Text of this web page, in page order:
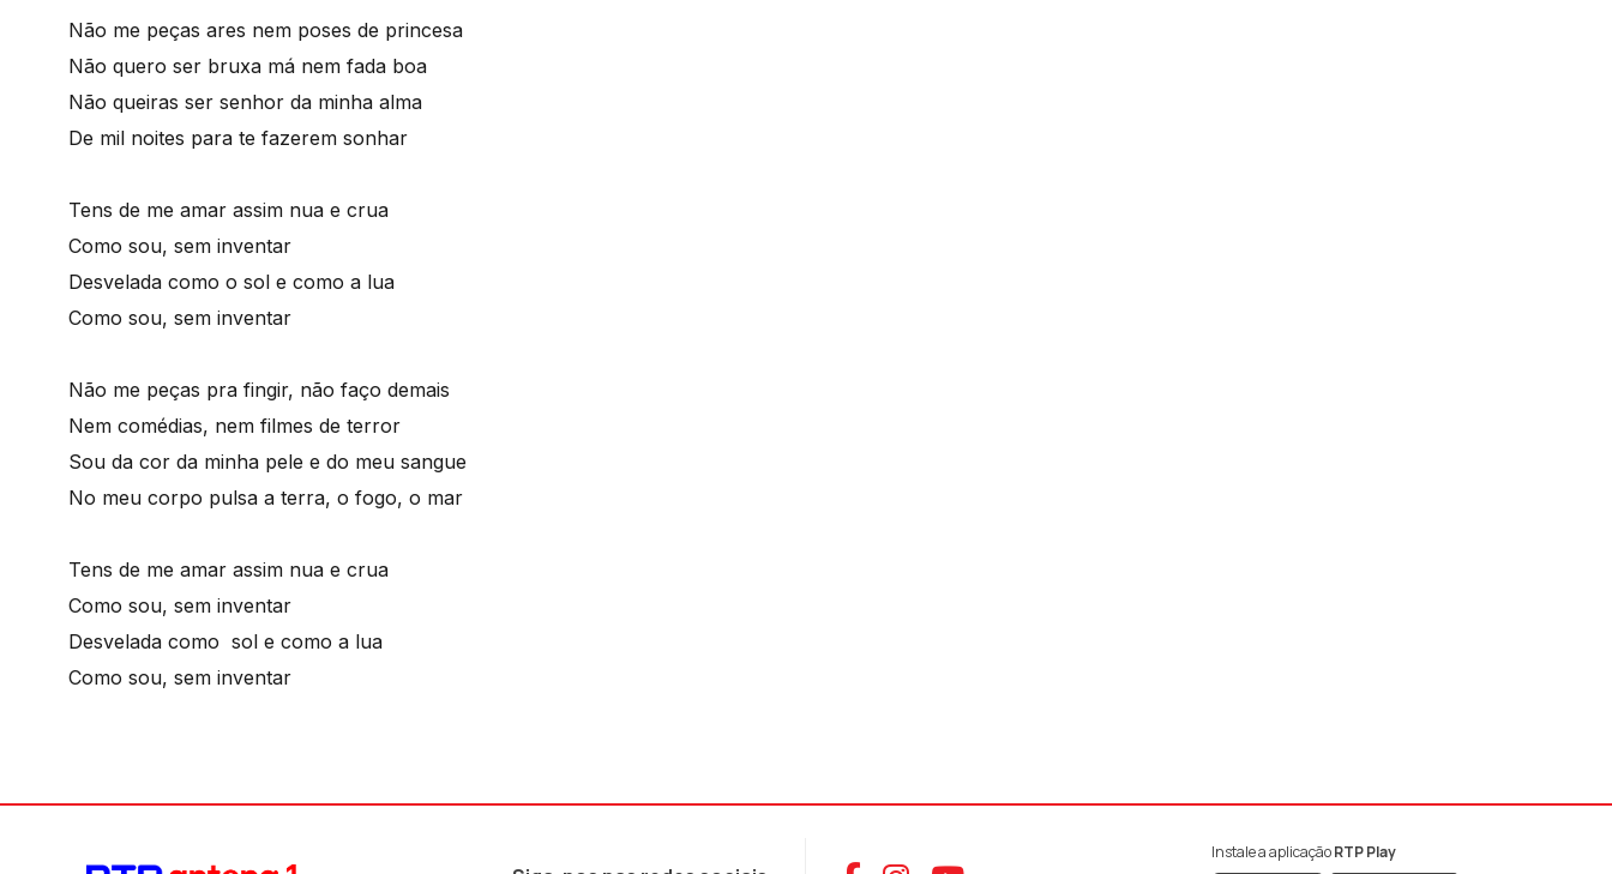
Não me peças ares nem poses de princesa
Não quero ser bruxa má nem fada boa
Não queiras ser senhor da minha alma
De mil noites para te fazerem sonhar
Tens de me amar assim nua e crua
Como sou, sem inventar
Desvelada como o sol e como a lua
Como sou, sem inventar
Não me peças pra fingir, não faço demais
Nem comédias, nem filmes de terror
Sou da cor da minha pele e do meu sangue
No meu corpo pulsa a terra, o fogo, o mar
Tens de me amar assim nua e crua
Como sou, sem inventar
Desvelada como sol e como a lua
Como sou, sem inventar
Instale a aplicaçãoRTP Play